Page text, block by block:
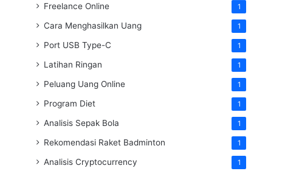
Freelance Online 1
Cara Menghasilkan Uang 1
Port USB Type-C 1
Latihan Ringan 1
Peluang Uang Online 1
Program Diet 1
Analisis Sepak Bola 1
Rekomendasi Raket Badminton 1
Analisis Cryptocurrency 1